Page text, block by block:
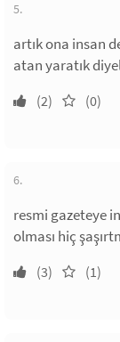
5.
artık ona insan
atan yaratık
(2) (0)
6.
resmi gazeteye
olması hiç
(3) (1)